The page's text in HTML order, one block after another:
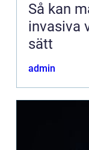
Så kan
invasiva
sätt
admin